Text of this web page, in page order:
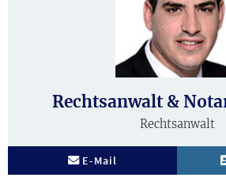
Rechtsanwalt &
Rechtsanwalt
E-Mail